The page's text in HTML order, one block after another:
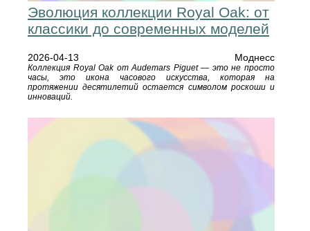
Эволюция коллекции Royal Oak: от
классики до современных моделей
2026-04-13 Моднесс
Коллекция Royal Oak от Audemars Piguet — это не просто
часы, это икона часового искусства, которая на
протяжении десятилетий остается символом роскоши и
инноваций.